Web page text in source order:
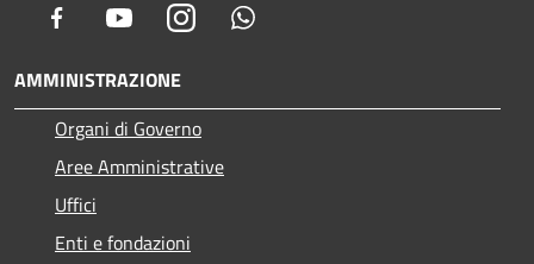
Facebook YoutubeInstagram
AMMINISTRAZIONE
Organi di Governo
Aree Amministrative
Uffici
Enti e fondazioni